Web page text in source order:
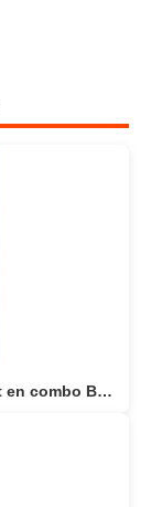
Trois Hommes et un Couffin actuellement en combo BLU-RAY/DVD